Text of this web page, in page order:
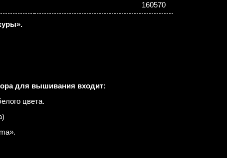
160570
для вышивания входит:
цвета.